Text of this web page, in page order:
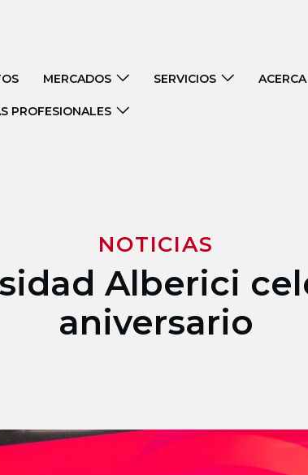
MERCADOS SERVICIOS
PROFESIONALES
NOTICIAS
Alberici
aniversario